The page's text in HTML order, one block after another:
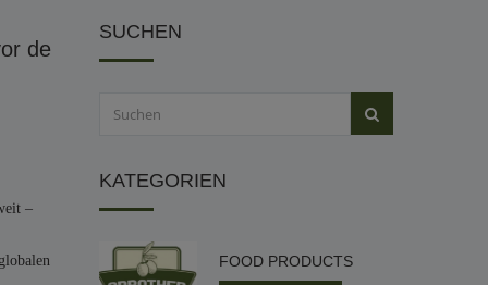
de
–
SUCHEN
KATEGORIEN
FOOD PRODUCTS